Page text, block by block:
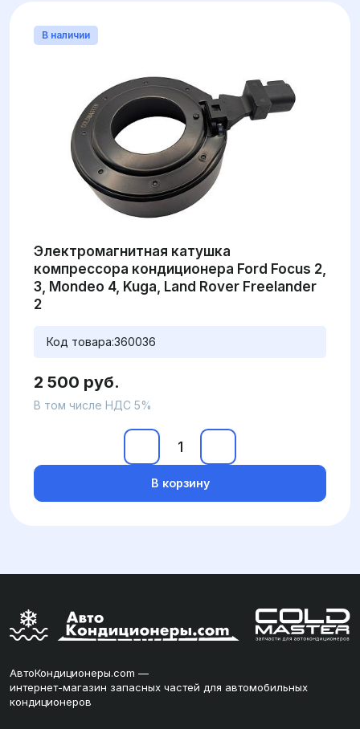
В наличии
Электромагнитная катушка
компрессора кондиционера Ford Focus 2,
3, Mondeo 4, Kuga, Land Rover Freelander
2
Код товара:360036
2 500 руб.
В том числе НДС 5%
В корзину
АвтоКондиционеры.com —
интернет-магазин запасных частей для автомобильных
кондиционеров